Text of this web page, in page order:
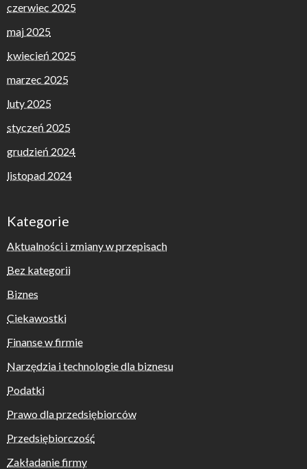
czerwiec 2025
maj 2025
kwiecień 2025
marzec 2025
luty 2025
styczeń 2025
grudzień 2024
listopad 2024
Kategorie
Aktualności i zmiany w przepisach
Bez kategorii
Biznes
Ciekawostki
Finanse w firmie
Narzędzia i technologie dla biznesu
Podatki
Prawo dla przedsiębiorców
Przedsiębiorczość
Zakładanie firmy